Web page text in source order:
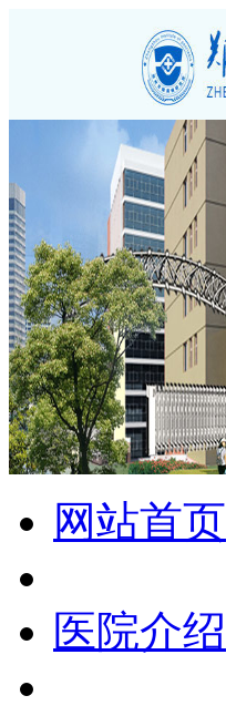
网站首页
医院介绍